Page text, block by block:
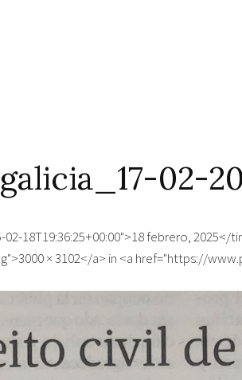
02-
18T19:36:25+00:00">18 febrero,
× 3102</a> in <a href="https://